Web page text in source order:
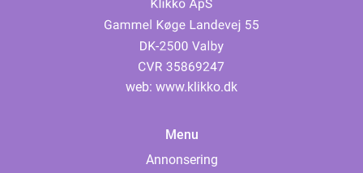
web: www.klikko.dk
Menu
Annonsering